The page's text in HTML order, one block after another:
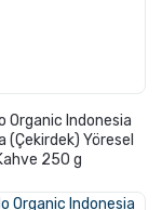
Organic Indonesia
(Çekirdek) Yöresel
250 g